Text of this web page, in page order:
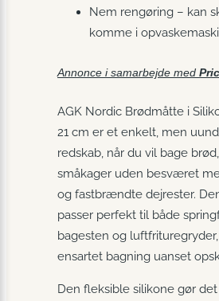
Nem rengøring – kan
komme i
Annonce i samarbejde med
AGK Nordic Brødmåtte i
21 cm er et enkelt, men
redskab, når du vil bage
småkager uden besværet
og fastbrændte dejrester.
passer perfekt til både
bagesten og
ensartet bagning uanset
Den fleksible silikone gør